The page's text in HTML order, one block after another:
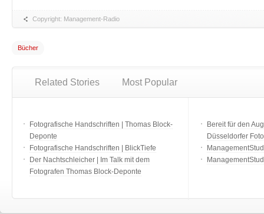
Copyright: Management-Radio
Bücher
Related Stories Most Popular
Fotografische Handschriften | Thomas Block-
Deponte
Fotografische Handschriften | BlickTiefe
Der Nachtschleicher | Im Talk mit dem
Fotografen Thomas Block-Deponte
Bereit für den
Düsseldorfer